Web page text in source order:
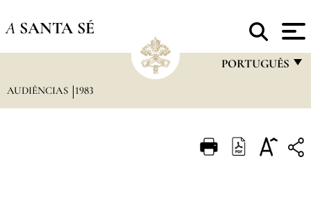
A SANTA SÉ
PORTUGUÊS
ITALIANO
AUDIÊNCIAS 1983